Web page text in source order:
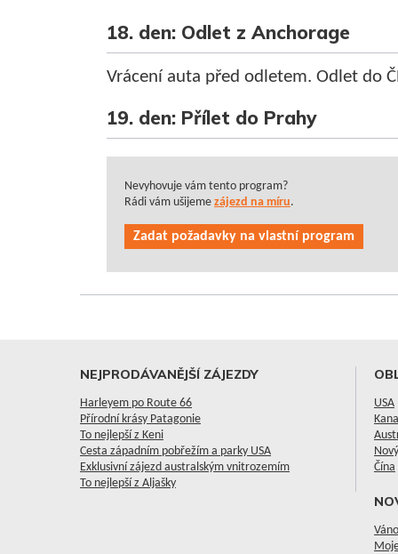
18. den: Odlet z Anchorage
Vrácení auta před odletem. Odlet do
19. den: Přílet do Prahy
Nevyhovuje vám tento program?
Rádi vám ušijeme zájezd na míru.
Zadat požadavky na vlastní program
NEJPRODÁVANĚJŠÍ ZÁJEZDY
Harleyem po Route 66
Přírodní krásy Patagonie
To nejlepší z Keni
Cesta západním pobřežím a parky USA
Exklusivní zájezd australským vnitrozemím
To nejlepší z Aljašky
USA
Čína